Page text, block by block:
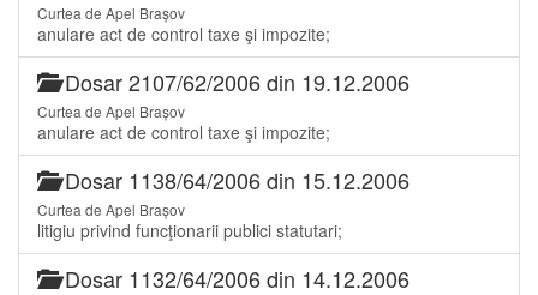
Curtea de Apel Brașov
anulare act de control taxe şi impozite;
Dosar 2107/62/2006 din 19.12.2006
Curtea de Apel Brașov
anulare act de control taxe şi impozite;
Dosar 1138/64/2006 din 15.12.2006
Curtea de Apel Brașov
litigiu privind funcţionarii publici statutari;
Dosar 1132/64/2006 din 14.12.2006